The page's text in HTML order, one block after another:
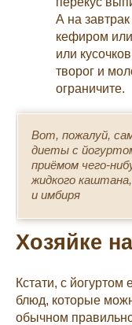
А на
кефиром
или
творог и
ограничите.
Вот, пожалуй,
диеты с
приёмом чего-
жидкого
и имбиря
Хозяйке
Кстати, с йогуртом
блюд, которые
обычном